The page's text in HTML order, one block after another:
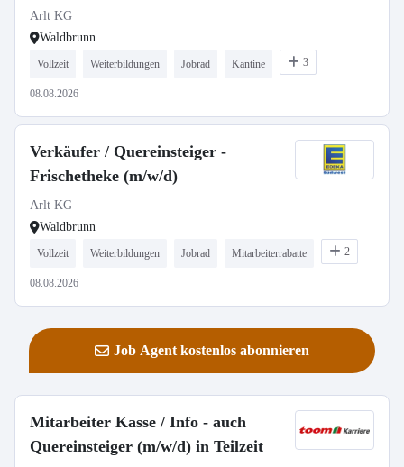
Arlt KG
Waldbrunn
Vollzeit Weiterbildungen Jobrad Kantine 3
08.08.2026
Verkäufer / Quereinsteiger -
Frischetheke (m/w/d)
Arlt KG
Waldbrunn
Vollzeit Weiterbildungen Jobrad Mitarbeiterrabatte 2
08.08.2026
Job Agent kostenlos abonnieren
Mitarbeiter Kasse / Info - auch
Quereinsteiger (m/w/d) in Teilzeit